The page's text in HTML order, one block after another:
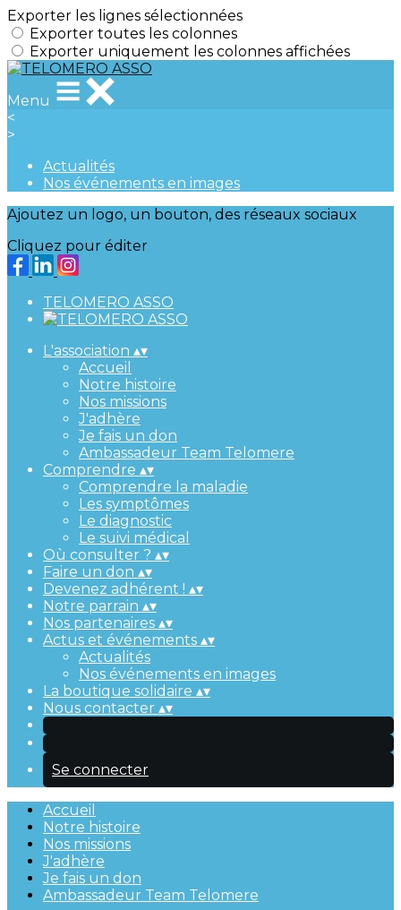
Exporter les lignes sélectionnées
Exporter toutes les colonnes
Exporter uniquement les colonnes affichées
Menu
<
>
Actualités
Nos événements en images
Ajoutez un logo, un bouton, des réseaux sociaux
Cliquez pour éditer
TELOMERO ASSO
L'association ▴▾
Accueil
Notre histoire
Nos missions
J'adhère
Je fais un don
Ambassadeur Team Telomere
Comprendre ▴▾
Comprendre la maladie
Les symptômes
Le diagnostic
Le suivi médical
Où consulter ? ▴▾
Faire un don ▴▾
Devenez adhérent ! ▴▾
Notre parrain ▴▾
Nos partenaires ▴▾
Actus et événements ▴▾
Actualités
Nos événements en images
La boutique solidaire ▴▾
Nous contacter ▴▾
Se connecter
Accueil
Notre histoire
Nos missions
J'adhère
Je fais un don
Ambassadeur Team Telomere